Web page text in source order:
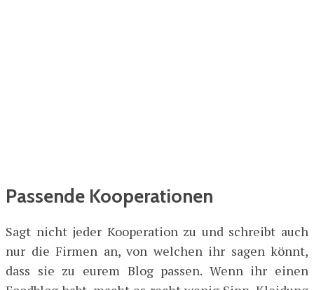
Passende Kooperationen
Sagt nicht jeder Kooperation zu und schreibt auch
nur die Firmen an, von welchen ihr sagen könnt,
dass sie zu eurem Blog passen. Wenn ihr einen